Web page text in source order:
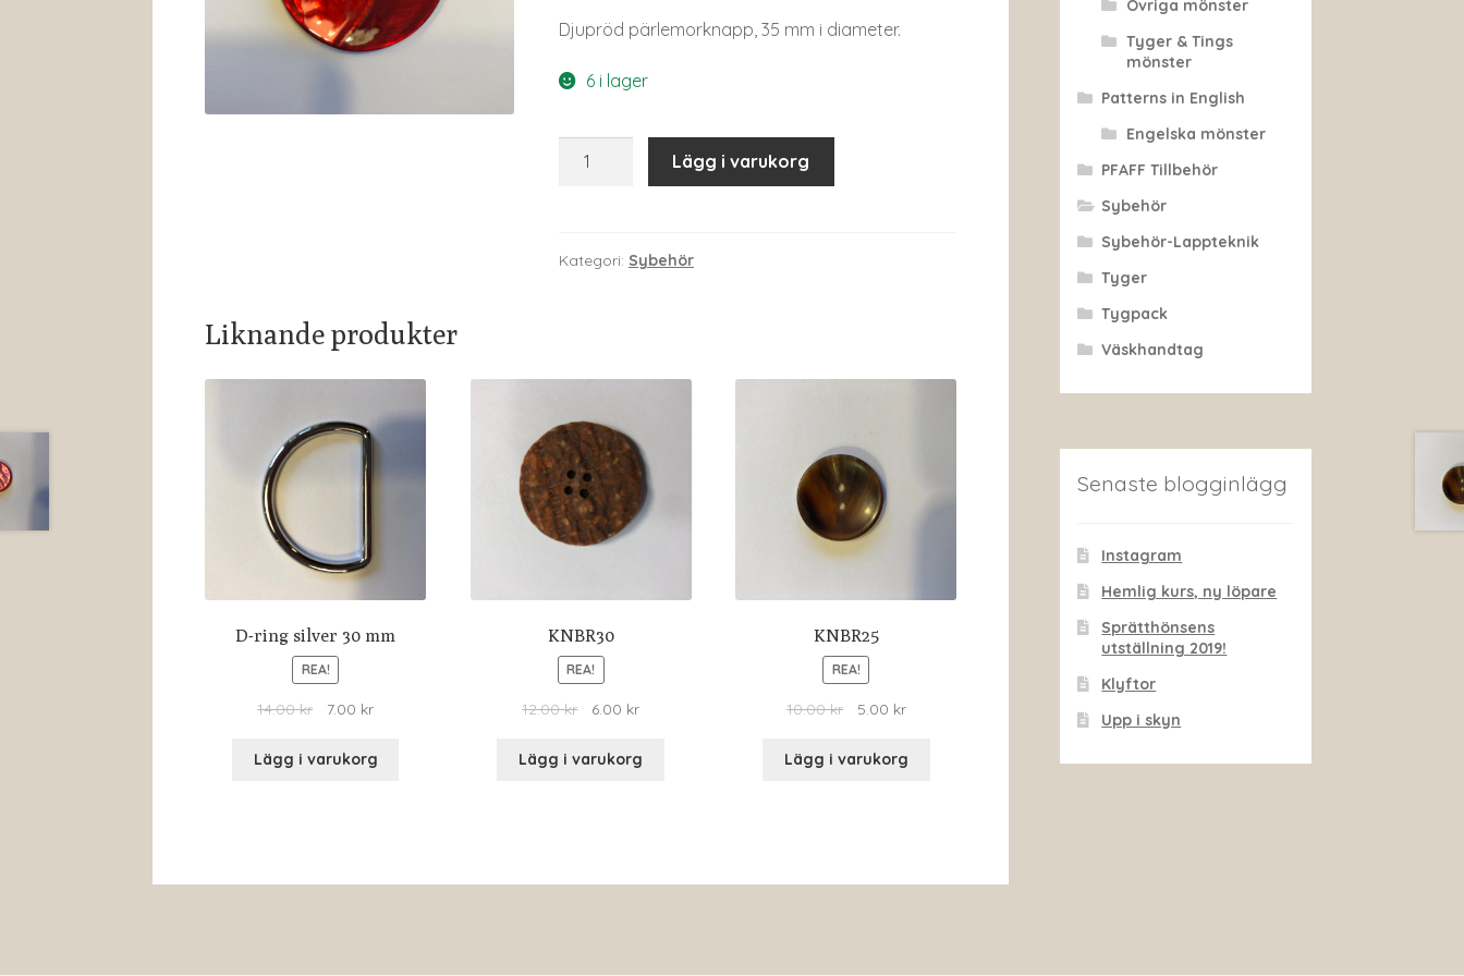
Djupröd pärlemorknapp, 35 mm i diameter.
6 i lager
Lägg i varukorg
Kategori: Sybehör
Liknande produkter
D-ring silver 30 mm
REA!
14.00kr 7.00 kr
Lägg i varukorg
KNBR30
REA!
12.00kr 6.00 kr
Lägg i varukorg
KNBR25
REA!
10.00kr 5.00 kr
Lägg i varukorg
Övriga mönster
Tyger & Tings
mönster
Patterns in English
Engelska mönster
PFAFF Tillbehör
Sybehör
Sybehör-Lappteknik
Tyger
Tygpack
Väskhandtag
Senaste blogginlägg
Instagram
Hemlig kurs, ny löpare
Sprätthönsens
utställning 2019!
Klyftor
Upp i skyn